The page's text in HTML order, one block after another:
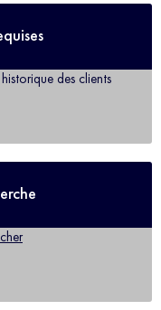
des clients